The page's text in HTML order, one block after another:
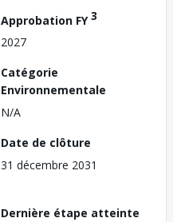
Approbation FY3
2027
Catégorie
Environnementale
N/A
Date de clôture
31 décembre 2031
Dernière étape atteinte